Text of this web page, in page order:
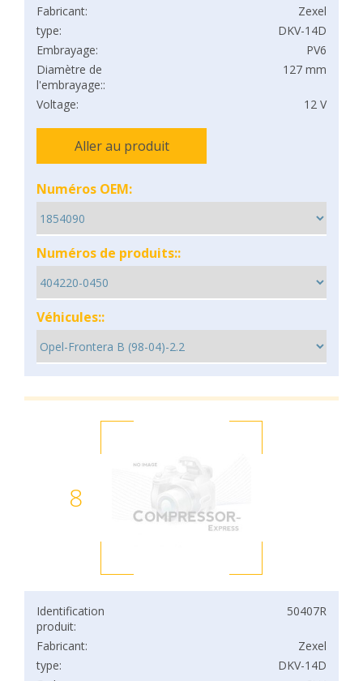
Fabricant:
Zexel
type:
DKV-14D
Embrayage:
PV6
Diamètre de
l'embrayage::
127 mm
Voltage: 12 V
Aller au produit
Numéros OEM:
Numéros de produits::
Véhicules::
8
Identification
produit:
50407R
Fabricant:
Zexel
type:
DKV-14D